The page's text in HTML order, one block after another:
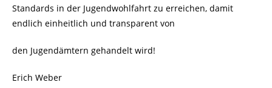
Standards in der Jugendwohlfahrt zu erreichen, damit
endlich einheitlich und transparent von
den Jugendämtern gehandelt wird!
Erich Weber